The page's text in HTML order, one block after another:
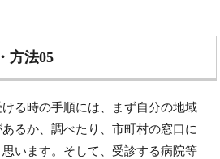
方法05
る時の手順には、まず自分の地域
るか、調べたり、市町村の窓口に
います。そして、受診する病院等